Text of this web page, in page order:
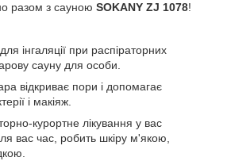
разом з сауною SOKANY ZJ 1078!
інгаляції при распіраторних
сауну для особи.
відкриває пори і допомагає
і макіяж.
курортне лікування у вас
вас час, робить шкіру м'якою,